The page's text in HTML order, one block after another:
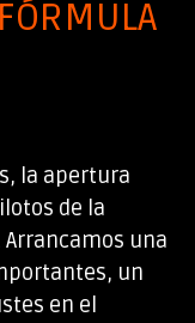
la apertura
de la
Arrancamos una
un
en el